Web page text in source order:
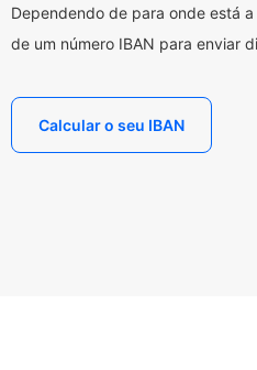
Dependendo de para onde está
de um número IBAN para enviar
Calcular o seu IBAN